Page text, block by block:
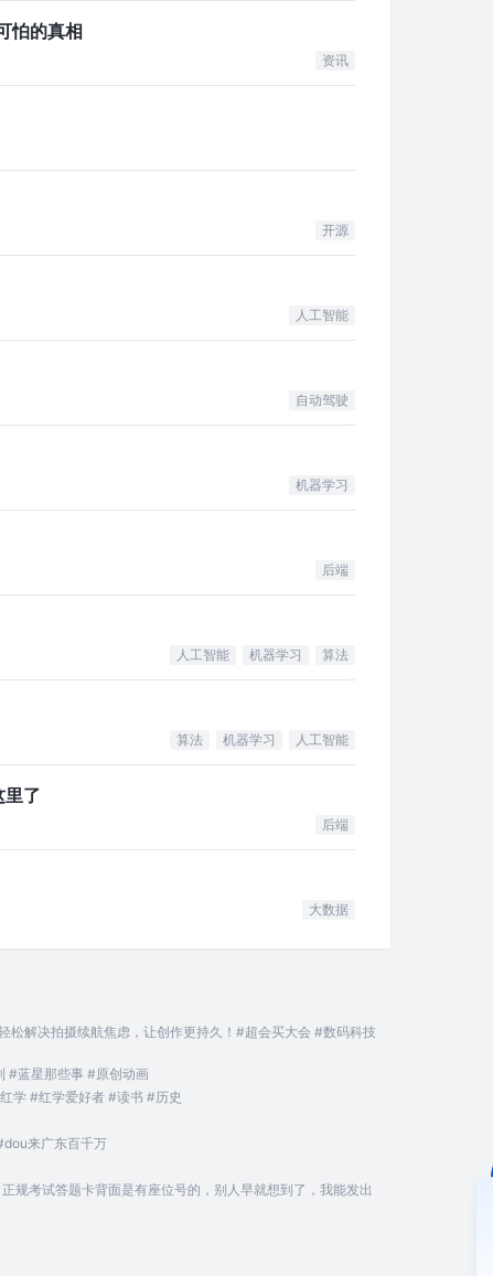
怕的真相
资讯
开源
人工智能
自动驾驶
机器学习
后端
人工智能 机器学习 算法
算法 机器学习 人工智能
里了
后端
大数据
解决拍摄续航焦虑，让创作更持久！#超会买大会 #数码科技
#蓝星那些事 #原创动画
学 #红学爱好者 #读书 #历史
来广东百千万
规考试答题卡背面是有座位号的，别人早就想到了，我能发出